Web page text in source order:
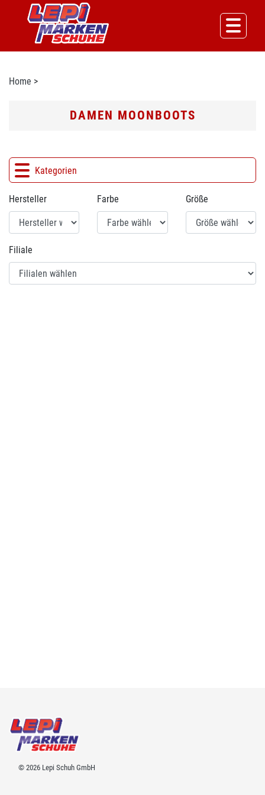
Home >
DAMEN MOONBOOTS
Kategorien
Hersteller Farbe Größe
Filiale
© 2026 Lepi Schuh GmbH